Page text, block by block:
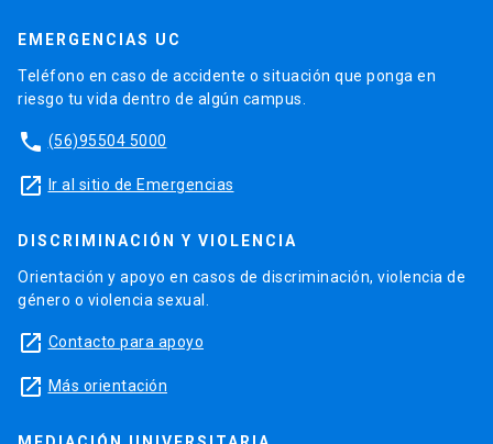
EMERGENCIAS UC
Teléfono en caso de accidente o situación que ponga en
riesgo tu vida dentro de algún campus.
phone (56)95504 5000
launch Ir al sitio de Emergencias
DISCRIMINACIÓN Y VIOLENCIA
Orientación y apoyo en casos de discriminación, violencia de
género o violencia sexual.
launch Contacto para apoyo
launch Más orientación